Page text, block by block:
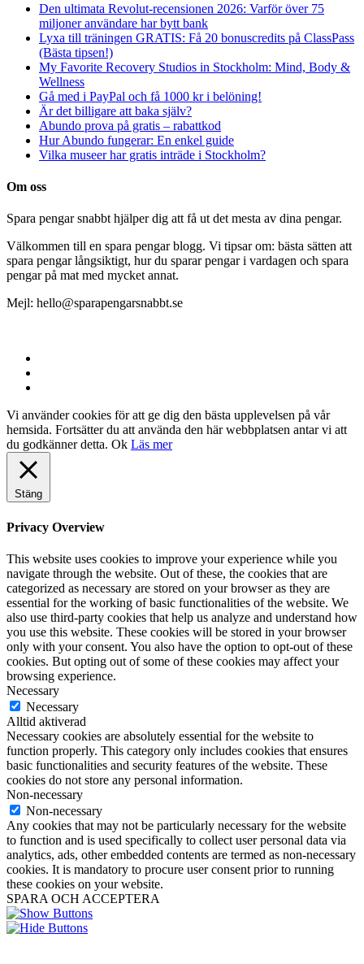
Den ultimata Revolut-recensionen 2026: Varför över 75
miljoner användare har bytt bank
Lyxa till träningen GRATIS: Få 20 bonuscredits på ClassPass
(Bästa tipsen!)
My Favorite Recovery Studios in Stockholm: Mind, Body &
Wellness
Gå med i PayPal och få 1000 kr i belöning!
Är det billigare att baka själv?
Abundo prova på gratis – rabattkod
Hur Abundo fungerar: En enkel guide
Vilka museer har gratis inträde i Stockholm?
Om oss
Spara pengar snabbt hjälper dig att få ut det mesta av dina pengar.
Välkommen till en spara pengar blogg. Vi tipsar om: bästa sätten att
spara pengar långsiktigt, hur du sparar pengar i vardagen och spara
pengar på mat med mycket annat.
Mejl: hello@sparapengarsnabbt.se
Vi använder cookies för att ge dig den bästa upplevelsen på vår
hemsida. Fortsätter du att använda den här webbplatsen antar vi att
du godkänner detta. Ok Läs mer
Stäng
Privacy Overview
This website uses cookies to improve your experience while you
navigate through the website. Out of these, the cookies that are
categorized as necessary are stored on your browser as they are
essential for the working of basic functionalities of the website. We
also use third-party cookies that help us analyze and understand how
you use this website. These cookies will be stored in your browser
only with your consent. You also have the option to opt-out of these
cookies. But opting out of some of these cookies may affect your
browsing experience.
Necessary
Necessary
Alltid aktiverad
Necessary cookies are absolutely essential for the website to
function properly. This category only includes cookies that ensures
basic functionalities and security features of the website. These
cookies do not store any personal information.
Non-necessary
Non-necessary
Any cookies that may not be particularly necessary for the website
to function and is used specifically to collect user personal data via
analytics, ads, other embedded contents are termed as non-necessary
cookies. It is mandatory to procure user consent prior to running
these cookies on your website.
SPARA OCH ACCEPTERA